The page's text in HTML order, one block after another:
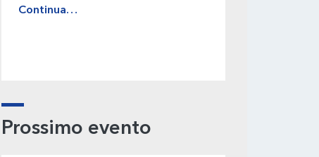
Continua…
Prossimo evento